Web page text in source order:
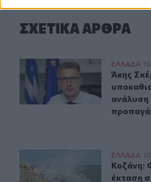
ΣΧΕΤΙΚA AΡΘΡΑ
Άκης Σκέρτσος: «Το ΠΑΣΟΚ
ΕΛΛAΔΑ
Άκης
Άκης
ανάλυση
Κοζάνη: Φωτιά σε ΕΛΛAΔΑ
Κοζάνη:
Κοζάνη:
έκταση